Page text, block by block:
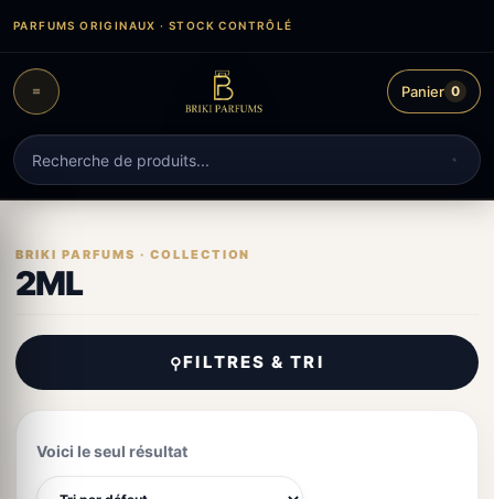
contenu
PARFUMS ORIGINAUX · STOCK CONTRÔLÉ
Recherche
de
produits
Panier 0
2ML
⚲FILTRES & TRI
Voici le seul résultat